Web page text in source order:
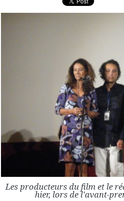
Les producteurs du film et le
hier, lors de l'avant-